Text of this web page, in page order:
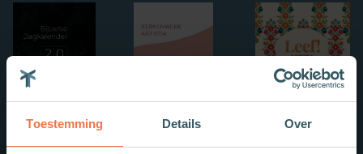
Toestemming Details Over